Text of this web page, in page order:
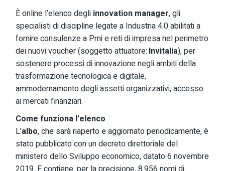
È online l’elenco degli innovation manager, gli
specialisti di discipline legate a Industria 4.0 abilitati a
fornire consulenze a Pmi e reti di impresa nel perimetro
dei nuovi voucher (soggetto attuatore: Invitalia), per
sostenere processi di innovazione negli ambiti della
trasformazione tecnologica e digitale,
ammodernamento degli assetti organizzativi, accesso
ai mercati finanziari.
Come funziona l’elenco
L’albo, che sarà riaperto e aggiornato periodicamente, è
stato pubblicato con un decreto direttoriale del
ministero dello Sviluppo economico, datato 6 novembre